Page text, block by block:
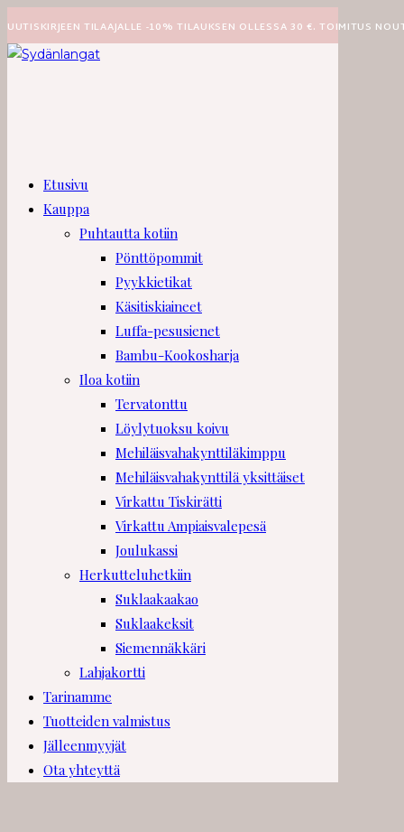
suoraan
sisältöön
UUTISKIRJEEN TILAAJALLE -10% TILAUKSEN OLLESSA 30 €. TOIMITUS
Etusivu
Kauppa
Puhtautta kotiin
Pönttöpommit
Pyykkietikat
Käsitiskiaineet
Luffa-pesusienet
Bambu-Kookosharja
Iloa kotiin
Tervatonttu
Löylytuoksu koivu
Mehiläisvahakynttiläkimppu
Mehiläisvahakynttilä yksittäiset
Virkattu Tiskirätti
Virkattu Ampiaisvalepesä
Joulukassi
Herkutteluhetkiin
Suklaakaakao
Suklaakeksit
Siemennäkkäri
Lahjakortti
Tarinamme
Tuotteiden valmistus
Jälleenmyyjät
Ota yhteyttä